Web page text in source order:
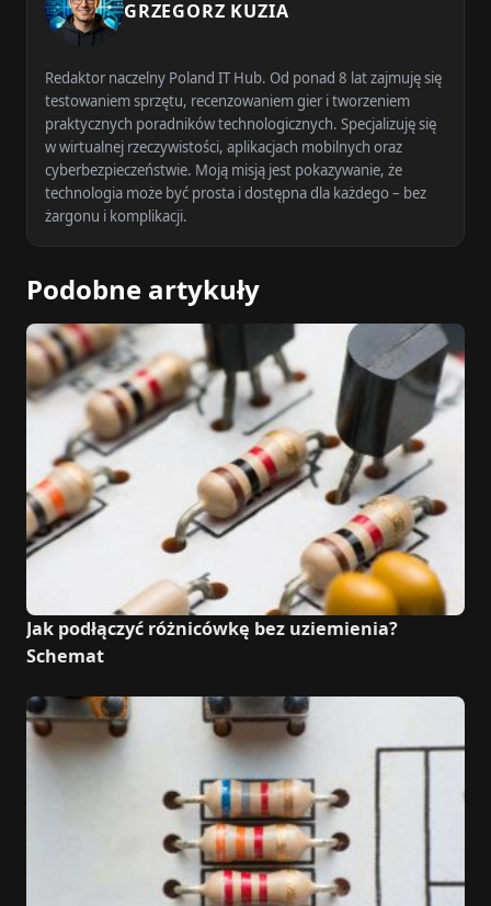
GRZEGORZ KUZIA
Redaktor naczelny Poland IT Hub. Od ponad 8 lat zajmuję się
testowaniem sprzętu, recenzowaniem gier i tworzeniem
praktycznych poradników technologicznych. Specjalizuję się
w wirtualnej rzeczywistości, aplikacjach mobilnych oraz
cyberbezpieczeństwie. Moją misją jest pokazywanie, że
technologia może być prosta i dostępna dla każdego – bez
żargonu i komplikacji.
Podobne artykuły
Jak podłączyć różnicówkę bez uziemienia?
Schemat